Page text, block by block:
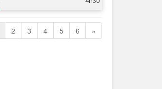
2 3 4 5 6 »